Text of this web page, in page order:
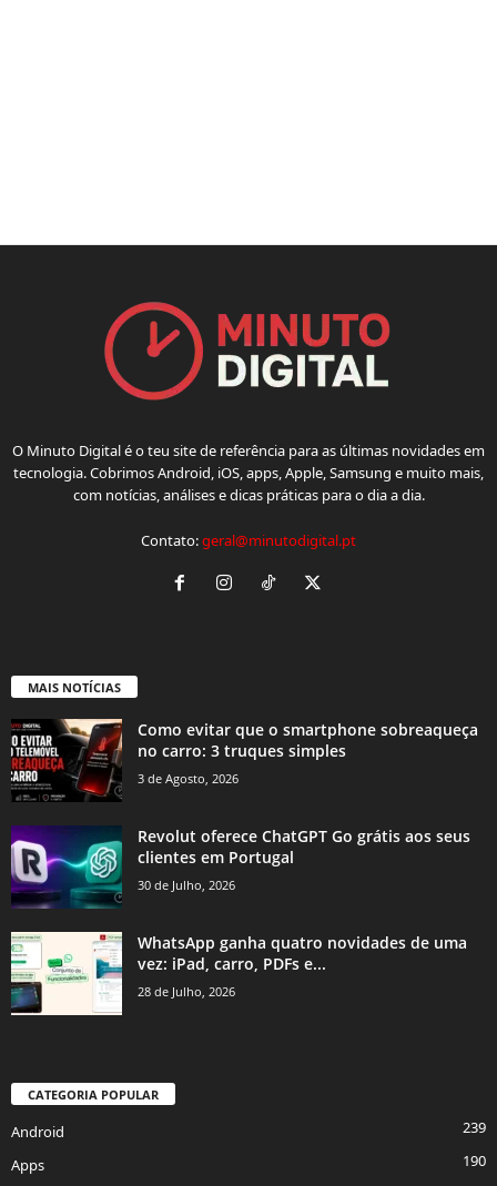
O Minuto Digital é o teu site de referência para as últimas novidades em
tecnologia. Cobrimos Android, iOS, apps, Apple, Samsung e muito mais,
com notícias, análises e dicas práticas para o dia a dia.
Contato:geral@minutodigital.pt
MAIS NOTÍCIAS
Como evitar que o smartphone sobreaqueça
no carro: 3 truques simples
3 de Agosto, 2026
Revolut oferece ChatGPT Go grátis aos seus
clientes em Portugal
30 de Julho, 2026
WhatsApp ganha quatro novidades de uma
vez: iPad, carro, PDFs e...
28 de Julho, 2026
CATEGORIA POPULAR
Android
239
Apps
190